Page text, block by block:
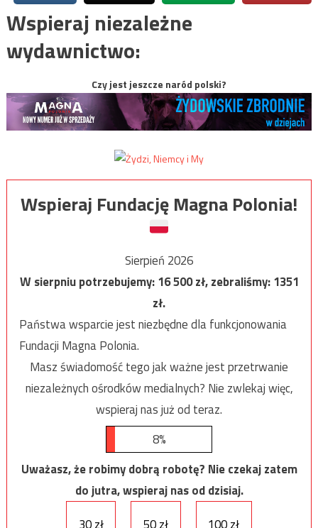
Wspieraj niezależne
wydawnictwo:
Czy jest jeszcze naród polski?
Wspieraj Fundację Magna Polonia!
Sierpień 2026
W sierpniu potrzebujemy:16 500zł, zebraliśmy:1351
zł.
Państwa wsparcie jest niezbędne dla funkcjonowania
Fundacji Magna Polonia.
Masz świadomość tego jak ważne jest przetrwanie
niezależnych ośrodków medialnych? Nie zwlekaj więc,
wspieraj nas już od teraz.
8%
Uważasz, że robimy dobrą robotę? Nie czekaj zatem
do jutra, wspieraj nas od dzisiaj.